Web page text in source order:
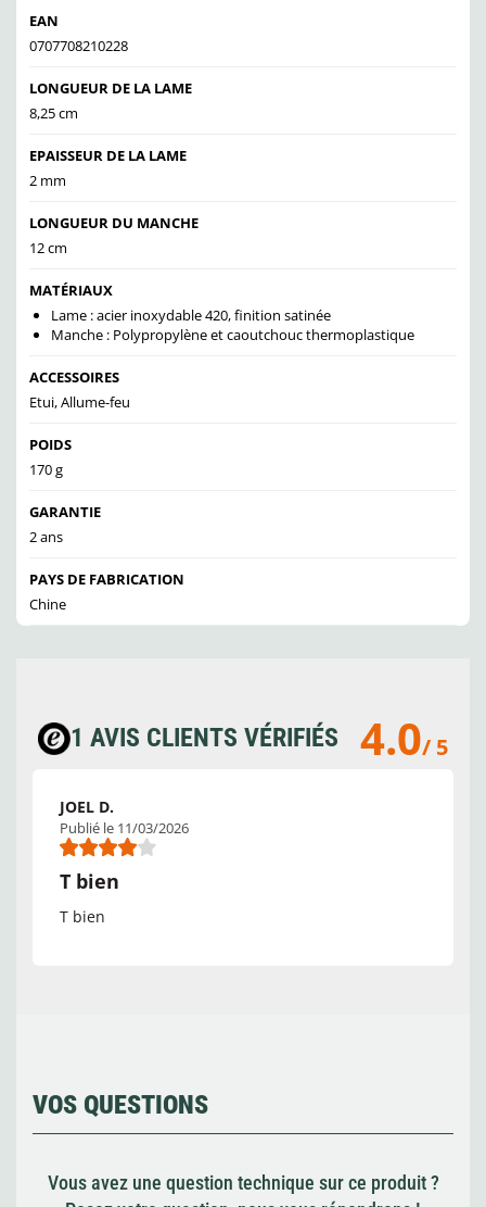
EAN
0707708210228
LONGUEUR DE LA LAME
8,25 cm
EPAISSEUR DE LA LAME
2 mm
LONGUEUR DU MANCHE
12 cm
MATÉRIAUX
Lame : acier inoxydable 420, finition satinée
Manche : Polypropylène et caoutchouc thermoplastique
ACCESSOIRES
Etui, Allume-feu
POIDS
170 g
GARANTIE
2 ans
PAYS DE FABRICATION
Chine
1 AVIS CLIENTS VÉRIFIÉS 4.0/ 5
JOEL D.
Publié le 11/03/2026
T bien
T bien
VOS QUESTIONS
Vous avez une question technique sur ce produit ?